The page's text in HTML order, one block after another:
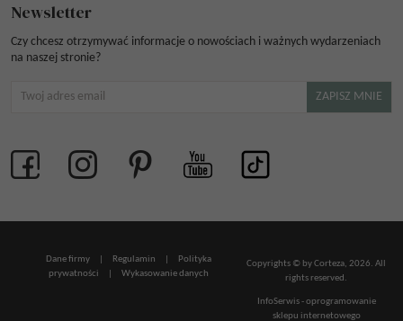
Newsletter
Czy chcesz otrzymywać informacje o nowościach i ważnych wydarzeniach
na naszej stronie?
Copyrights © by Corteza, 2026. All
rights reserved.
InfoSerwis-oprogramowanie
sklepu internetowego
Dane firmy Regulamin
Polityka
prywatności
Wykasowanie danych